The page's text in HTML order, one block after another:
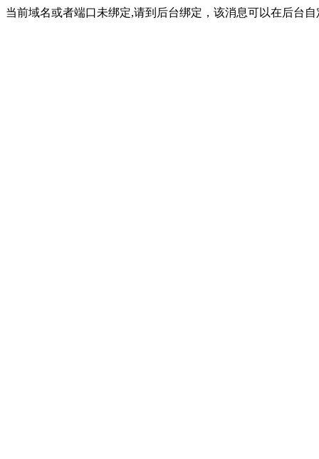
当前域名或者端口未绑定,请到后台绑定，该消息可以在后台自